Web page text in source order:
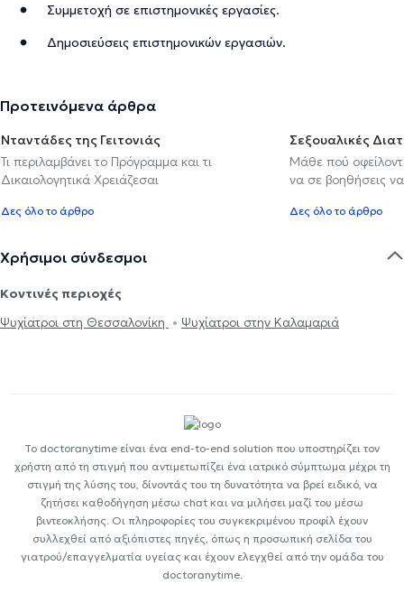
Συμμετοχή σε επιστημονικές εργασίες.
Δημοσιεύσεις επιστημονικών εργασιών.
Προτεινόμενα άρθρα
Νταντάδες της Γειτονιάς
Τι περιλαμβάνει το Πρόγραμμα και τι
Δικαιολογητικά Χρειάζεσαι
Δες όλο το άρθρο
Σεξουαλικές
Μάθε πού
να σε βοηθήσεις να
Δες όλο το άρθρο
Χρήσιμοι σύνδεσμοι
Κοντινές περιοχές
Ψυχίατροι στη Θεσσαλονίκη
Ψυχίατροι στην Καλαμαριά
Το doctoranytime είναι ένα end-to-end solution που υποστηρίζει τον
χρήστη από τη στιγμή που αντιμετωπίζει ένα ιατρικό σύμπτωμα μέχρι τη
στιγμή της λύσης του, δίνοντάς του τη δυνατότητα να βρεί ειδικό, να
ζητήσει καθοδήγηση μέσω chat και να μιλήσει μαζί του μέσω
βιντεοκλήσης. Οι πληροφορίες του συγκεκριμένου προφίλ έχουν
συλλεχθεί από αξιόπιστες πηγές, όπως η προσωπική σελίδα του
γιατρού/επαγγελματία υγείας και έχουν ελεγχθεί από την ομάδα του
doctoranytime.